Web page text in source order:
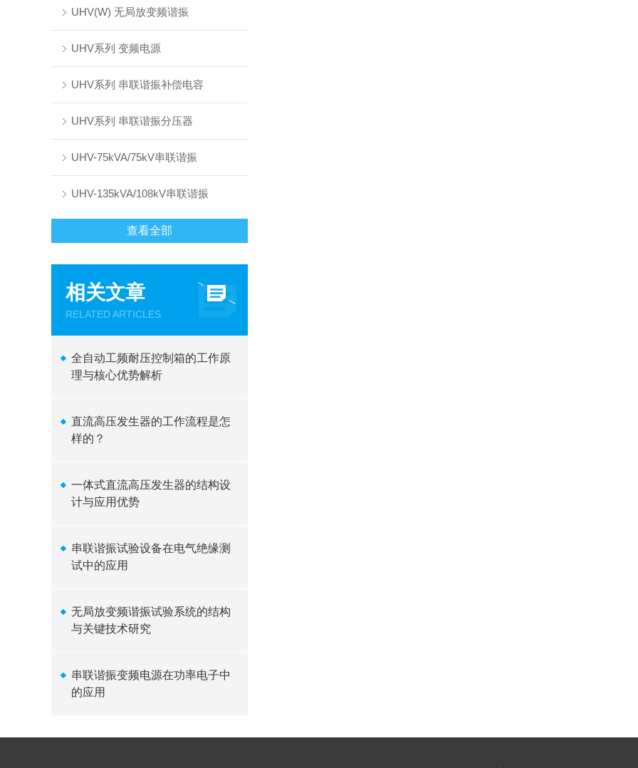
UHV(W) 无局放变频谐振
UHV系列 变频电源
UHV系列 串联谐振补偿电容
UHV系列 串联谐振分压器
UHV-75kVA/75kV串联谐振
UHV-135kVA/108kV串联谐振
查看全部
相关文章
RELATED ARTICLES
全自动工频耐压控制箱的工作原
理与核心优势解析
直流高压发生器的工作流程是怎
样的？
一体式直流高压发生器的结构设
计与应用优势
串联谐振试验设备在电气绝缘测
试中的应用
无局放变频谐振试验系统的结构
与关键技术研究
串联谐振变频电源在功率电子中
的应用